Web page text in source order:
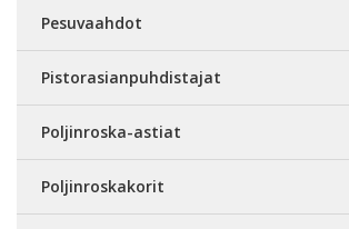
Pesuvaahdot
Pistorasianpuhdistajat
Poljinroska-astiat
Poljinroskakorit